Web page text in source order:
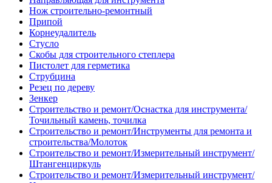
Нож строительно-ремонтный
Припой
Корнеудалитель
Стусло
Скобы для строительного степлера
Пистолет для герметика
Струбцина
Резец по дереву
Зенкер
Строительство и ремонт/Оснастка для инструмента/
Точильный камень, точилка
Строительство и ремонт/Инструменты для ремонта и
строительства/Молоток
Строительство и ремонт/Измерительный инструмент/
Штангенциркуль
Строительство и ремонт/Измерительный инструмент/